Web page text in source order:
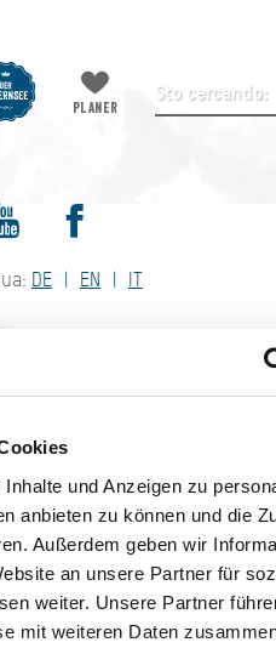
und Anzeigen zu
anbieten zu können und die
Außerdem geben wir
an unsere Partner für
weiter. Unsere Partner
mit weiteren Daten
DE EN IT
PLANER
Invia ricerca